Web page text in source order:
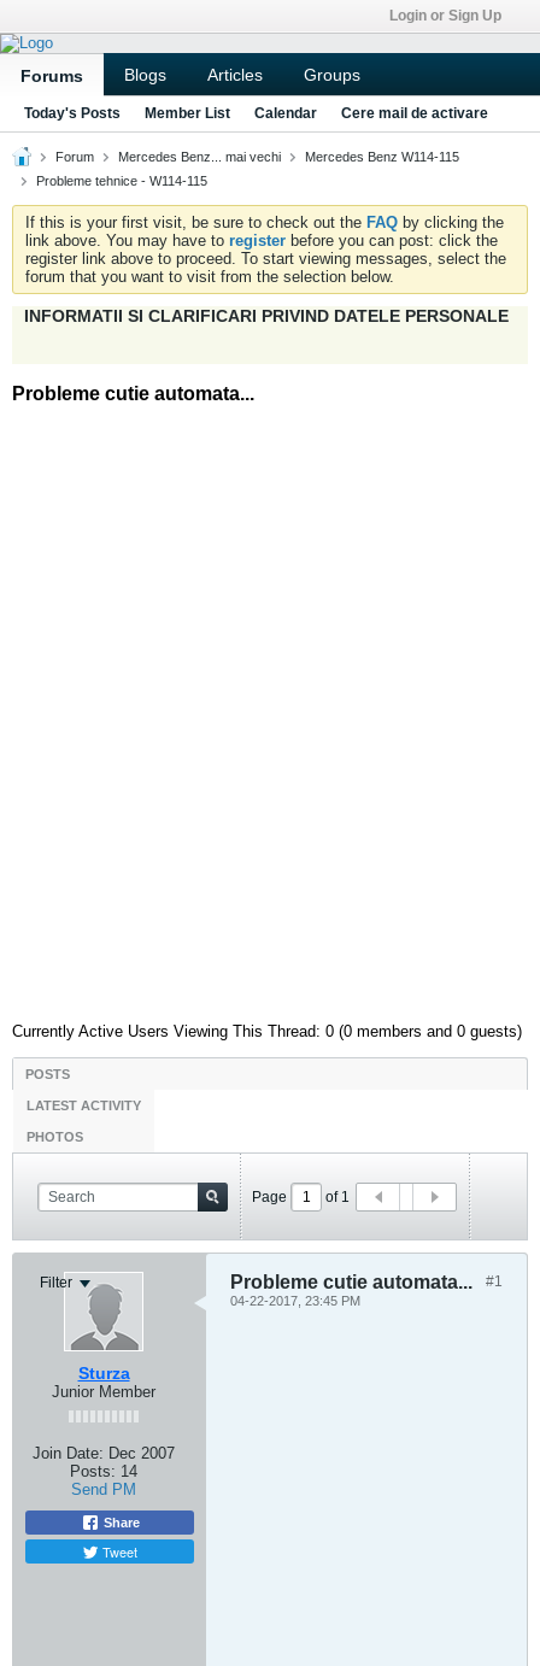
Login or Sign Up
Forums Blogs Articles Groups
Today's Posts Member List Calendar Cere mail de activare
Forum Mercedes Benz... mai vechi
Mercedes Benz W114-115
Probleme tehnice - W114-115
If this is your first visit, be sure to check out the FAQ by clicking the
link above. You may have to register before you can post: click the
register link above to proceed. To start viewing messages, select the
forum that you want to visit from the selection below.
INFORMATII SI CLARIFICARI PRIVIND DATELE PERSONALE
Probleme cutie automata...
Currently Active Users Viewing This Thread: 0 (0 members and 0 guests)
POSTS
LATEST ACTIVITY
PHOTOS
Page of 1
Filter
Sturza
Junior Member
Join Date: Dec 2007
Posts: 14
Send PM
Share
Tweet
#1
Probleme cutie automata...
04-22-2017, 23:45 PM